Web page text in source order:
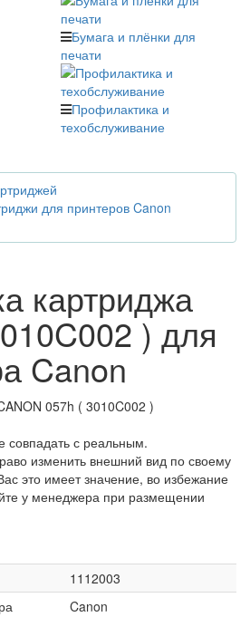
Бумага и плёнки для
печати
Профилактика и
техобслуживание
для принтеров Canon
картриджа
) для
Canon
совпадать с реальным.
изменить внешний вид по своему
это имеет значение, во избежание
у менеджера при размещении
1112003
Canon